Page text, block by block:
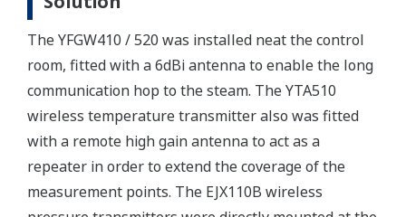
The YFGW410 / 520 was installed neat the control
room, fitted with a 6dBi antenna to enable the long
communication hop to the steam. The YTA510
wireless temperature transmitter also was fitted
with a remote high gain antenna to act as a
repeater in order to extend the coverage of the
measurement points. The EJX110B wireless